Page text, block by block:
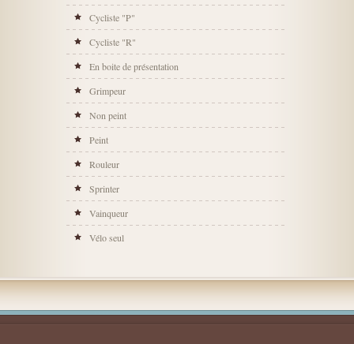
Cycliste "P"
Cycliste "R"
En boite de présentation
Grimpeur
Non peint
Peint
Rouleur
Sprinter
Vainqueur
Vélo seul